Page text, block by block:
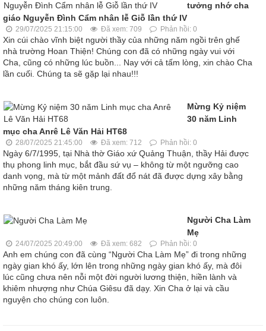
tưởng nhớ cha
giáo Nguyễn Đình Cẩm nhân lễ Giỗ lần thứ IV
29/07/2025 21:15:00 Đã xem: 709 Phản hồi: 0
Xin cúi chào vĩnh biệt người thầy của những năm ngồi trên ghế
nhà trường Hoan Thiện! Chúng con đã có những ngày vui với
Cha, cũng có những lúc buồn... Nay với cả tấm lòng, xin chào Cha
lần cuối. Chúng ta sẽ gặp lại nhau!!!
Mừng Kỷ niệm
30 năm Linh
mục cha Anrê Lê Văn Hải HT68
28/07/2025 21:45:00 Đã xem: 712 Phản hồi: 0
Ngày 6/7/1995, tại Nhà thờ Giáo xứ Quảng Thuận, thầy Hải được
thụ phong linh mục, bắt đầu sứ vụ – không từ một ngưỡng cao
danh vọng, mà từ một mảnh đất đổ nát đã được dựng xây bằng
những năm tháng kiên trung.
Người Cha Làm
Mẹ
24/07/2025 20:49:00 Đã xem: 682 Phản hồi: 0
Anh em chúng con đã cùng “Người Cha Làm Mẹ” đi trong những
ngày gian khó ấy, lớn lên trong những ngày gian khó ấy, mà đôi
lúc cũng chưa nên nỗi một đời người lương thiện, hiền lành và
khiêm nhượng như Chúa Giêsu đã dạy. Xin Cha ở lại và cầu
nguyện cho chúng con luôn.